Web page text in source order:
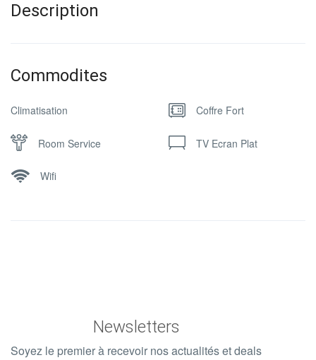
Description
Commodites
Climatisation Coffre Fort
Room Service TV Ecran Plat
Wifi
Newsletters
Soyez le premier à recevoir nos actualités et deals